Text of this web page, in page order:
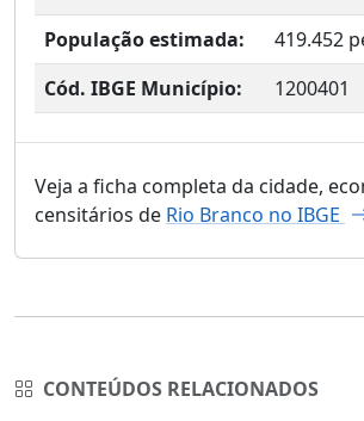
População estimada:
419.452
Cód. IBGE Município: 1200401
Veja a ficha completa da cidade,
censitários de Rio Branco no IBGE
CONTEÚDOS RELACIONADOS